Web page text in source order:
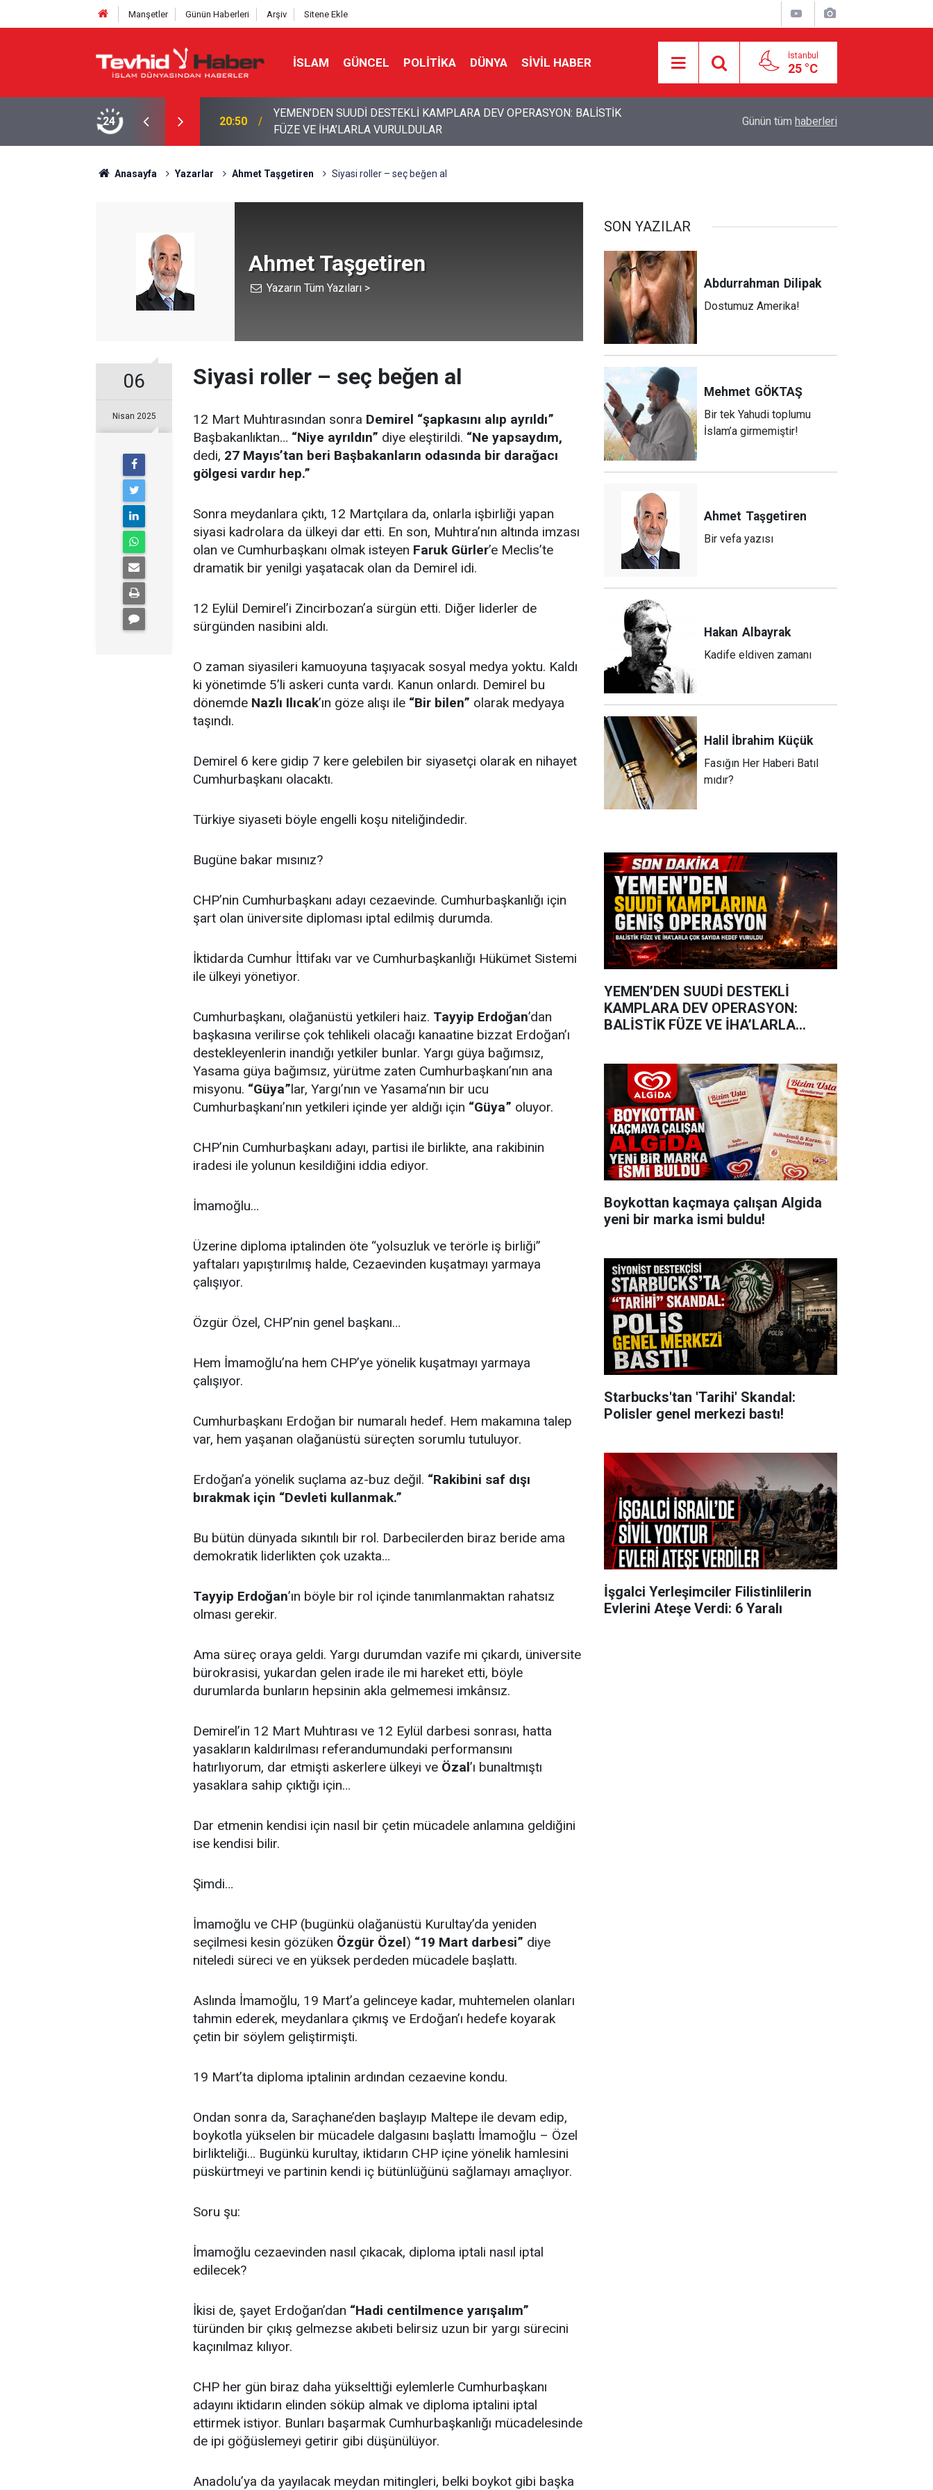
Manşetler Günün Haberleri Arşiv Sitene Ekle
İSLAM GÜNCEL POLITIKA DÜNYA SIVIL HABER İstanbul
25 °C
24
DEV OPERASYON: BALİSTİK
18:39 Boykottan kaçmaya çalışan Algida yeni bir marka ismi buldu! Starbucks'tan 'Tarihi' Skandal: Polisler genel
Günün tüm haberleri
Anasayfa Yazarlar Ahmet Taşgetiren Siyasi roller – seç beğen al
Ahmet Taşgetiren
Yazarın Tüm Yazıları >
06
Nisan 2025
Siyasi roller – seç beğen al
12 Mart Muhtırasından sonra Demirel “şapkasını alıp ayrıldı”
Başbakanlıktan… “Niye ayrıldın” diye eleştirildi. “Ne yapsaydım,
dedi, 27 Mayıs’tan beri Başbakanların odasında bir darağacı
gölgesi vardır hep.”
Sonra meydanlara çıktı, 12 Martçılara da, onlarla işbirliği yapan
siyasi kadrolara da ülkeyi dar etti. En son, Muhtıra’nın altında imzası
olan ve Cumhurbaşkanı olmak isteyen Faruk Gürler’e Meclis’te
dramatik bir yenilgi yaşatacak olan da Demirel idi.
12 Eylül Demirel’i Zincirbozan’a sürgün etti. Diğer liderler de
sürgünden nasibini aldı.
O zaman siyasileri kamuoyuna taşıyacak sosyal medya yoktu. Kaldı
ki yönetimde 5’li askeri cunta vardı. Kanun onlardı. Demirel bu
dönemde Nazlı Ilıcak’ın göze alışı ile “Bir bilen” olarak medyaya
taşındı.
Demirel 6 kere gidip 7 kere gelebilen bir siyasetçi olarak en nihayet
Cumhurbaşkanı olacaktı.
Türkiye siyaseti böyle engelli koşu niteliğindedir.
Bugüne bakar mısınız?
CHP’nin Cumhurbaşkanı adayı cezaevinde. Cumhurbaşkanlığı için
şart olan üniversite diploması iptal edilmiş durumda.
İktidarda Cumhur İttifakı var ve Cumhurbaşkanlığı Hükümet Sistemi
ile ülkeyi yönetiyor.
Cumhurbaşkanı, olağanüstü yetkileri haiz. Tayyip Erdoğan’dan
başkasına verilirse çok tehlikeli olacağı kanaatine bizzat Erdoğan’ı
destekleyenlerin inandığı yetkiler bunlar. Yargı güya bağımsız,
Yasama güya bağımsız, yürütme zaten Cumhurbaşkanı’nın ana
misyonu. “Güya”lar, Yargı’nın ve Yasama’nın bir ucu
Cumhurbaşkanı’nın yetkileri içinde yer aldığı için “Güya” oluyor.
CHP’nin Cumhurbaşkanı adayı, partisi ile birlikte, ana rakibinin
iradesi ile yolunun kesildiğini iddia ediyor.
İmamoğlu…
Üzerine diploma iptalinden öte “yolsuzluk ve terörle iş birliği”
yaftaları yapıştırılmış halde, Cezaevinden kuşatmayı yarmaya
çalışıyor.
Özgür Özel, CHP’nin genel başkanı…
Hem İmamoğlu’na hem CHP’ye yönelik kuşatmayı yarmaya
çalışıyor.
Cumhurbaşkanı Erdoğan bir numaralı hedef. Hem makamına talep
var, hem yaşanan olağanüstü süreçten sorumlu tutuluyor.
Erdoğan’a yönelik suçlama az-buz değil. “Rakibini saf dışı
bırakmak için “Devleti kullanmak.”
Bu bütün dünyada sıkıntılı bir rol. Darbecilerden biraz beride ama
demokratik liderlikten çok uzakta…
Tayyip Erdoğan’ın böyle bir rol içinde tanımlanmaktan rahatsız
olması gerekir.
Ama süreç oraya geldi. Yargı durumdan vazife mi çıkardı, üniversite
bürokrasisi, yukardan gelen irade ile mi hareket etti, böyle
durumlarda bunların hepsinin akla gelmemesi imkânsız.
Demirel’in 12 Mart Muhtırası ve 12 Eylül darbesi sonrası, hatta
yasakların kaldırılması referandumundaki performansını
hatırlıyorum, dar etmişti askerlere ülkeyi ve Özal’ı bunaltmıştı
yasaklara sahip çıktığı için…
Dar etmenin kendisi için nasıl bir çetin mücadele anlamına geldiğini
ise kendisi bilir.
Şimdi…
İmamoğlu ve CHP (bugünkü olağanüstü Kurultay’da yeniden
seçilmesi kesin gözüken Özgür Özel) “19 Mart darbesi” diye
niteledi süreci ve en yüksek perdeden mücadele başlattı.
Aslında İmamoğlu, 19 Mart’a gelinceye kadar, muhtemelen olanları
tahmin ederek, meydanlara çıkmış ve Erdoğan’ı hedefe koyarak
çetin bir söylem geliştirmişti.
19 Mart’ta diploma iptalinin ardından cezaevine kondu.
Ondan sonra da, Saraçhane’den başlayıp Maltepe ile devam edip,
boykotla yükselen bir mücadele dalgasını başlattı İmamoğlu – Özel
birlikteliği… Bugünkü kurultay, iktidarın CHP içine yönelik hamlesini
püskürtmeyi ve partinin kendi iç bütünlüğünü sağlamayı amaçlıyor.
Soru şu:
İmamoğlu cezaevinden nasıl çıkacak, diploma iptali nasıl iptal
edilecek?
İkisi de, şayet Erdoğan’dan “Hadi centilmence yarışalım”
türünden bir çıkış gelmezse akıbeti belirsiz uzun bir yargı sürecini
kaçınılmaz kılıyor.
CHP her gün biraz daha yükselttiği eylemlerle Cumhurbaşkanı
adayını iktidarın elinden söküp almak ve diploma iptalini iptal
ettirmek istiyor. Bunları başarmak Cumhurbaşkanlığı mücadelesinde
de ipi göğüslemeyi getirir gibi düşünülüyor.
Anadolu’ya da yayılacak meydan mitingleri, belki boykot gibi başka
SON YAZILAR
Abdurrahman Dilipak
Dostumuz Amerika!
Mehmet GÖKTAŞ
Bir tek Yahudi toplumu
İslam’a girmemiştir!
Ahmet Taşgetiren
Bir vefa yazısı
Hakan Albayrak
Kadife eldiven zamanı
Halil İbrahim Küçük
Fasığın Her Haberi Batıl
mıdır?
YEMEN’DEN SUUDİ DESTEKLİ
KAMPLARA DEV OPERASYON:
BALİSTİK FÜZE VE İHA’LARLA
Boykottan kaçmaya çalışan Algida
yeni bir marka ismi buldu!
Starbucks'tan 'Tarihi' Skandal:
Polisler genel merkezi bastı!
İşgalci Yerleşimciler Filistinlilerin
Evlerini Ateşe Verdi: 6 Yaralı